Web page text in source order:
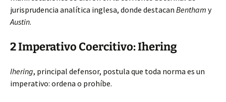
jurisprudencia analítica inglesa, donde destacan Bentham y
Austin.
2 Imperativo Coercitivo: Ihering
Ihering, principal defensor, postula que toda norma es un
imperativo: ordena o prohíbe.